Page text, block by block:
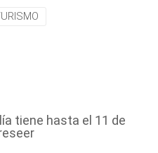
tiene hasta el 11 de